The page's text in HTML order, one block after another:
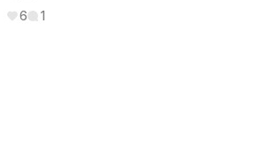
6 1